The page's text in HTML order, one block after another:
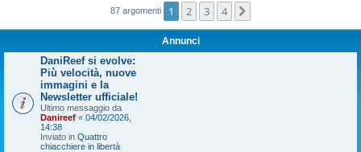
87 argomenti 1 2 3 4
Annunci
DaniReef si evolve:
Più velocità, nuove
immagini e la
Newsletter ufficiale!
Ultimo messaggio da
Danireef « 04/02/2026,
14:38
Inviato in Quattro
chiacchiere in libertà